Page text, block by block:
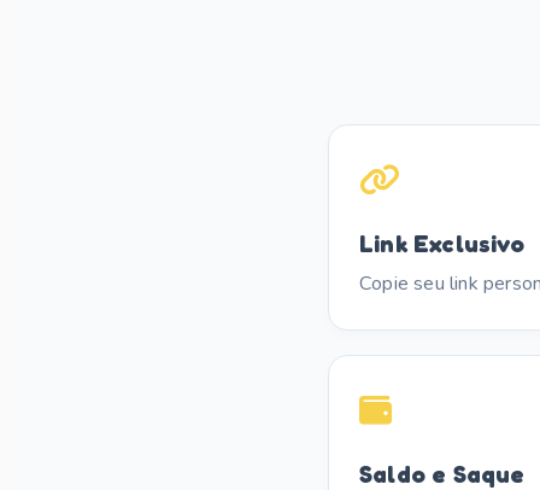
Link Exclusivo
Copie seu link
Saldo e Saque